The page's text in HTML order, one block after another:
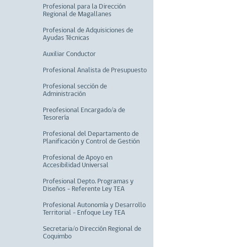
Profesional para la Dirección
Regional de Magallanes
Profesional de Adquisiciones de
Ayudas Técnicas
Auxiliar Conductor
Profesional Analista de Presupuesto
Profesional sección de
Administración
Preofesional Encargado/a de
Tesorería
Profesional del Departamento de
Planificación y Control de Gestión
Profesional de Apoyo en
Accesibilidad Universal
Profesional Depto. Programas y
Diseños - Referente Ley TEA
Profesional Autonomía y Desarrollo
Territorial - Enfoque Ley TEA
Secretaria/o Dirección Regional de
Coquimbo